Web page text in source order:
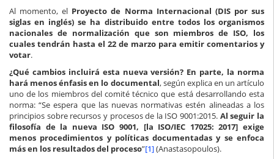
Al momento, el Proyecto de Norma Internacional (DIS por sus
siglas en inglés) se ha distribuido entre todos los organismos
nacionales de normalización que son miembros de ISO, los
cuales tendrán hasta el 22 de marzo para emitir comentarios y
votar.
¿Qué cambios incluirá esta nueva versión? En parte, la norma
hará menos énfasis en lo documental, según explica en un artículo
uno de los miembros del comité técnico que está desarrollando esta
norma: “Se espera que las nuevas normativas estén alineadas a los
principios sobre recursos y procesos de la ISO 9001:2015. Al seguir la
filosofía de la nueva ISO 9001, [la ISO/IEC 17025: 2017] exige
menos procedimientos y políticas documentadas y se enfoca
más en los resultados del proceso”[1](Anastasopoulos).